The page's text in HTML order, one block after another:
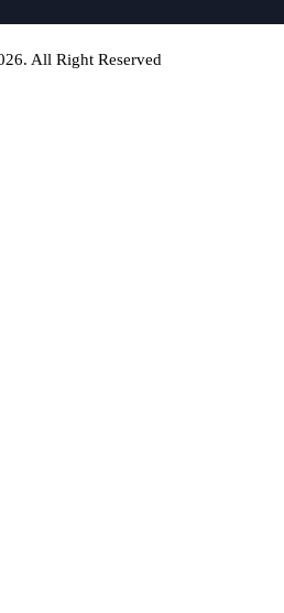
All Right Reserved